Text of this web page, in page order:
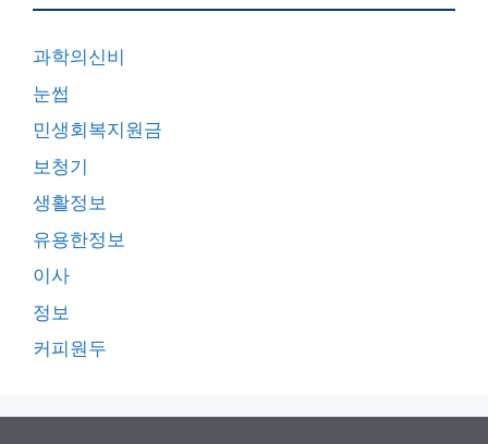
과학의신비
눈썹
민생회복지원금
보청기
생활정보
유용한정보
이사
정보
커피원두